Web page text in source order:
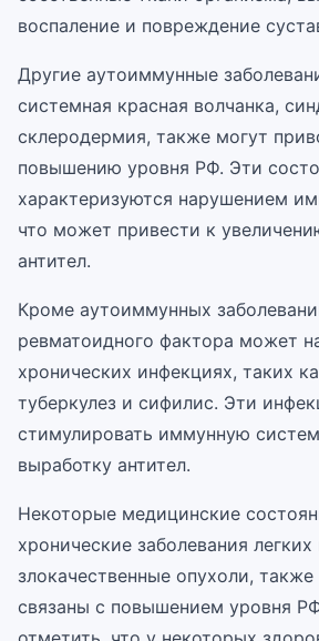
воспаление и повреждение
Другие аутоиммунные
системная красная волчанка,
склеродермия, также могут
повышению уровня РФ. Эти
характеризуются нарушением
что может привести к
антител.
Кроме аутоиммунных
ревматоидного фактора может
хронических инфекциях, таких
туберкулез и сифилис. Эти
стимулировать иммунную
выработку антител.
Некоторые медицинские
хронические заболевания
злокачественные опухоли,
связаны с повышением уровня